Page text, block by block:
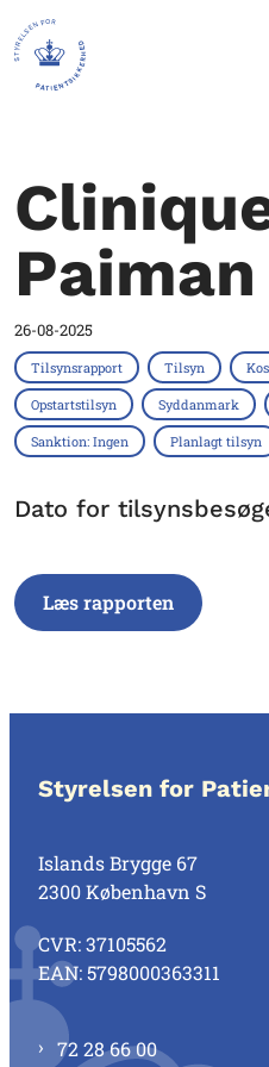
Paiman
26-08-2025
Tilsynsrapport Tilsyn
Opstartstilsyn Syddanmark
Sanktion: Ingen Planlagt tilsyn
Dato for
Læs rapporten
Styrelsen for
Islands Brygge 67
2300 København S
CVR: 37105562
EAN: 5798000363311
72 28 66 00